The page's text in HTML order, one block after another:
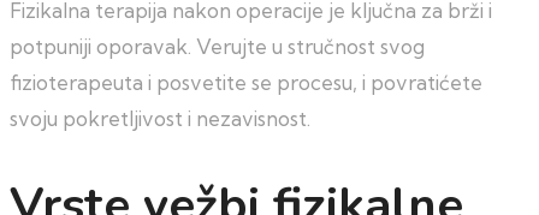
Fizikalna terapija nakon operacije je ključna za brži i
potpuniji oporavak. Verujte u stručnost svog
fizioterapeuta i posvetite se procesu, i povratićete
svoju pokretljivost i nezavisnost.